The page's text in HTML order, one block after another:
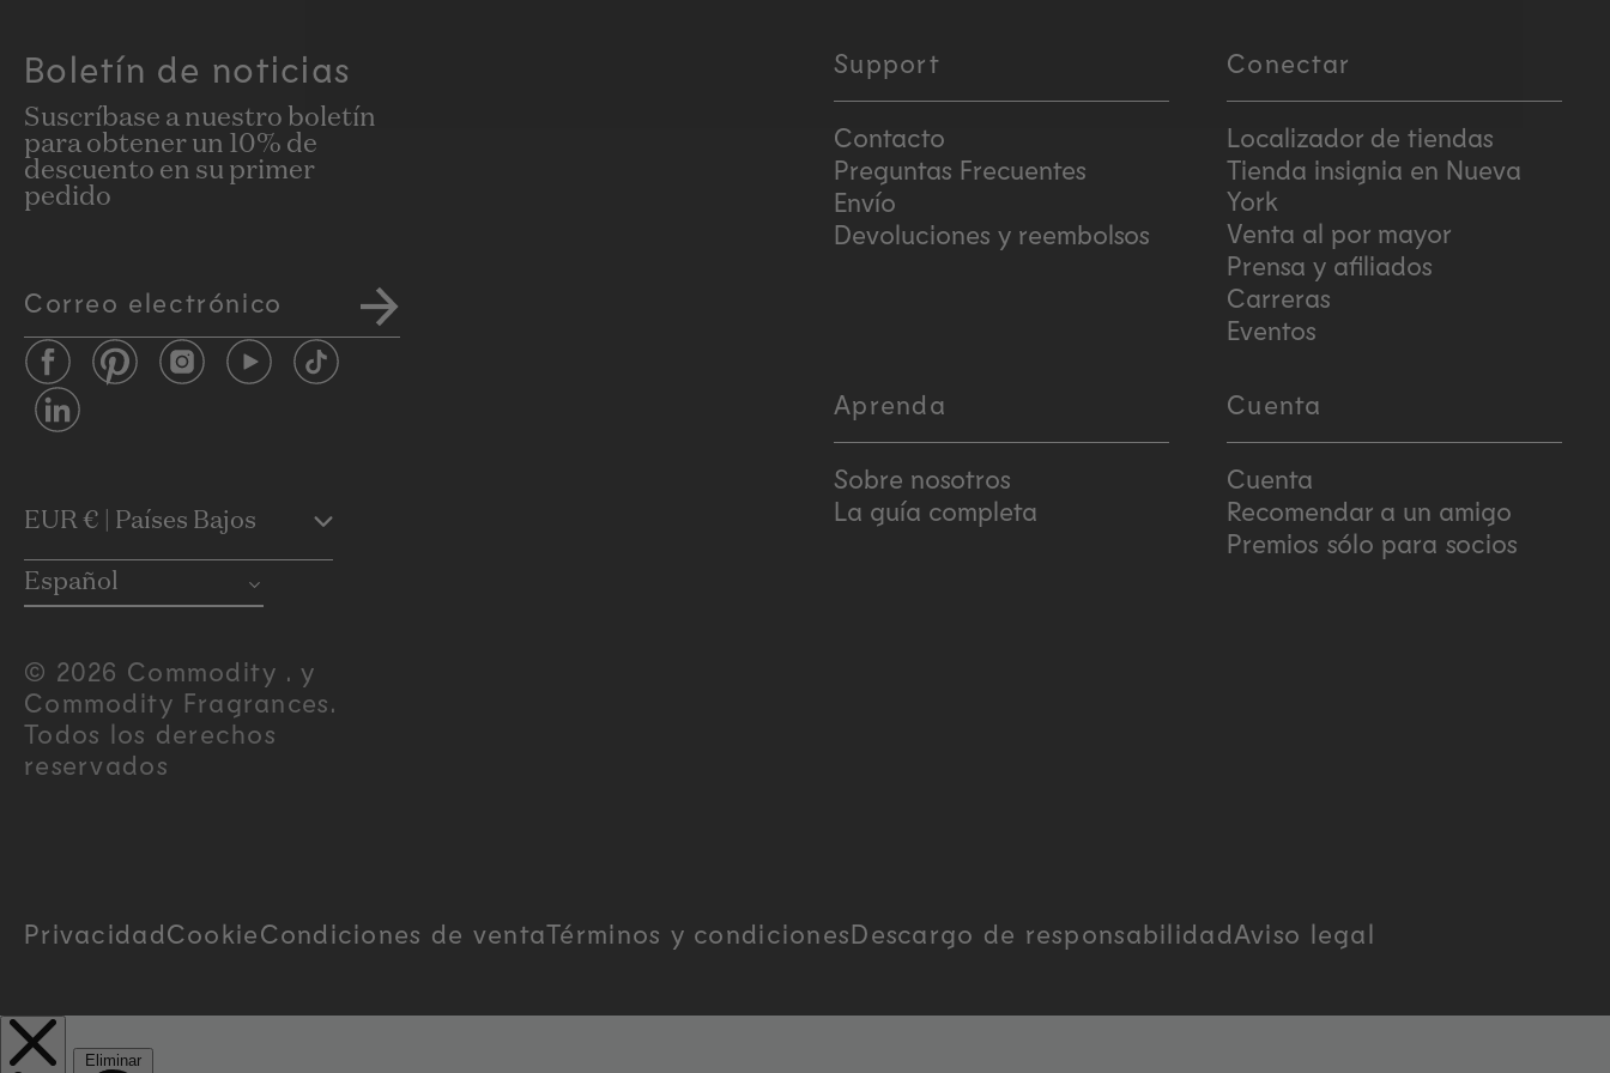
Boletín de noticias
Suscríbase a nuestro boletín
para obtener un 10% de
descuento en su primer
pedido
Correo electrónico
FacebookPinterestInstagramYouTube
TikTok
LinkedIn
C
o
u
n
y
/
EUR € | Países Bajos
Español
© 2026 Commodity . y
Commodity Fragrances.
Todos los derechos
reservados
Support
Contacto
Preguntas Frecuentes
Envío
Devoluciones y reembolsos
Conectar
Localizador de tiendas
Tienda insignia en Nueva
York
Venta al por mayor
Prensa y afiliados
Carreras
Eventos
Aprenda
Sobre nosotros
La guía completa
Cuenta
Cuenta
Recomendar a un amigo
Premios sólo para socios
PrivacidadCookieCondiciones de ventaTérminos y condicionesDescargo de responsabilidadAviso legal